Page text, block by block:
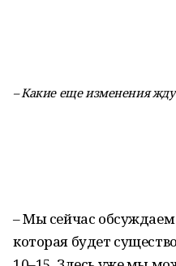
– Какие еще изменения
– Мы сейчас
которая будет